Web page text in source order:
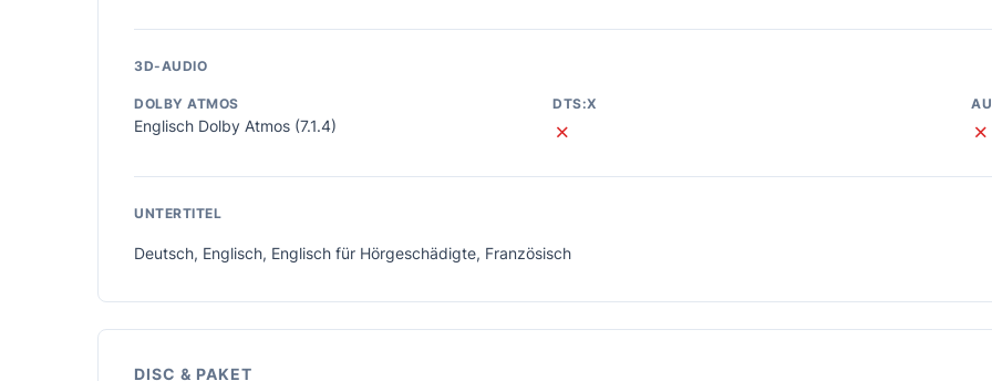
3D-AUDIO
DOLBY ATMOS
Englisch Dolby Atmos (7.1.4)
DTS:X
✗ ✗
UNTERTITEL
Deutsch, Englisch, Englisch für Hörgeschädigte, Französisch
DISC & PAKET